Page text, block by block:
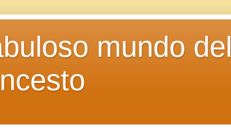
mundo del